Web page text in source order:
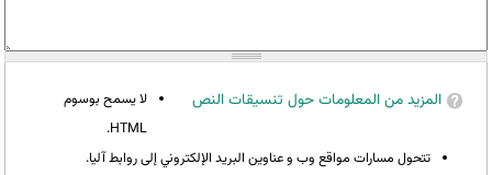
المزيد من المعلومات حول تنسيقات النص
لا يسمح بوسوم
HTML.
تتحول مسارات مواقع وب و عناوين البريد الإلكتروني إلى روابط آليا.